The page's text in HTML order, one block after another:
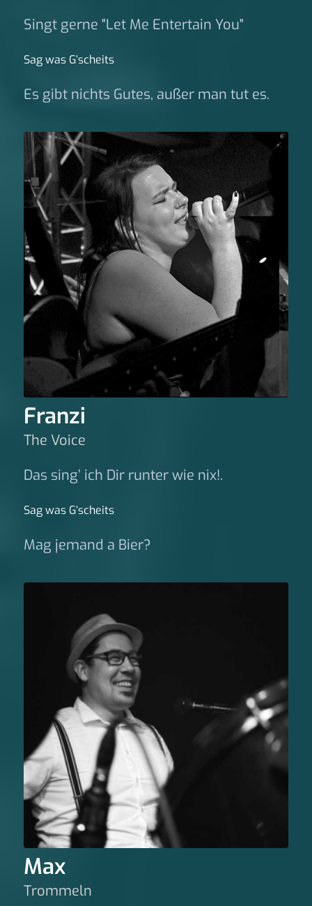
Singt gerne "Let Me Entertain You"
Sag was G‘scheits
Es gibt nichts Gutes, außer man tut es.
Franzi
The Voice
Das sing’ ich Dir runter wie nix!.
Sag was G‘scheits
Mag jemand a Bier?
Max
Trommeln